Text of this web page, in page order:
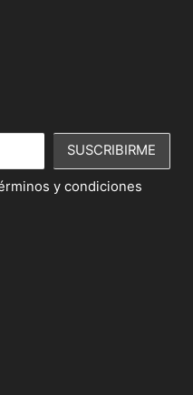
y condiciones